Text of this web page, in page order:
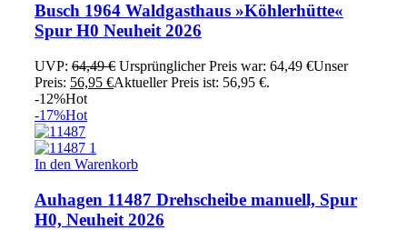
Busch 1964 Waldgasthaus »Köhlerhütte«
Spur H0 Neuheit 2026
UVP: 64,49€ Ursprünglicher Preis war: 64,49 €Unser
Preis: 56,95 €Aktueller Preis ist: 56,95 €.
-12%Hot
-17%Hot
In den Warenkorb
Auhagen 11487 Drehscheibe manuell, Spur
H0, Neuheit 2026